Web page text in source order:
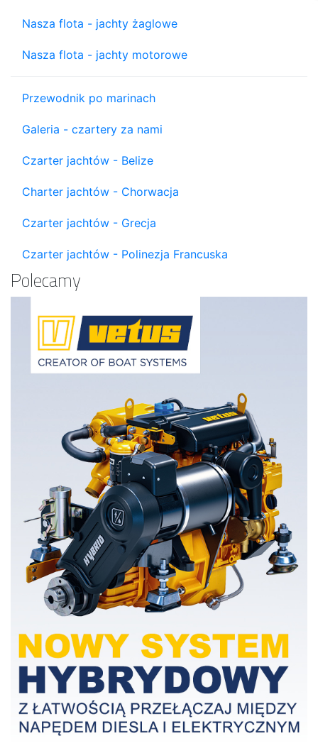
Nasza flota - jachty żaglowe
Nasza flota - jachty motorowe
Przewodnik po marinach
Galeria - czartery za nami
Czarter jachtów - Belize
Charter jachtów - Chorwacja
Czarter jachtów - Grecja
Czarter jachtów - Polinezja Francuska
Polecamy